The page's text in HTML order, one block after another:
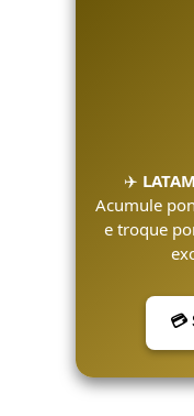
✈️
Acumule
e troque
💳